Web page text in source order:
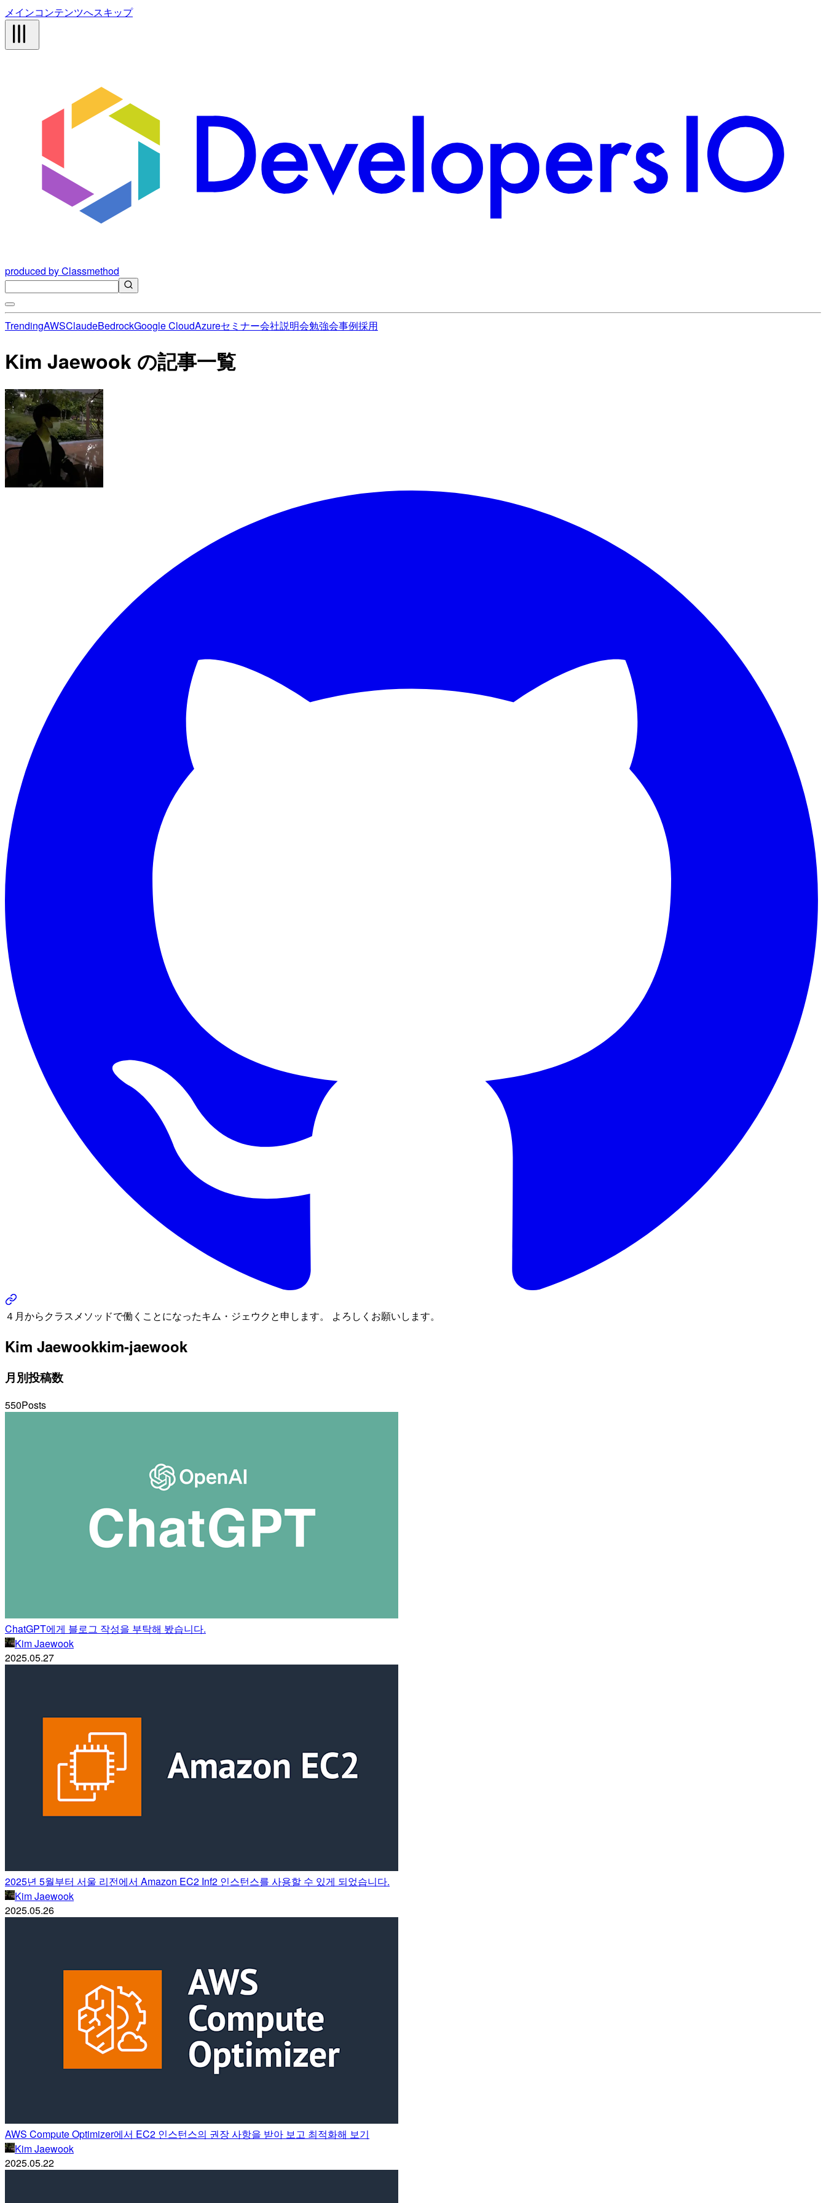
メインコンテンツへスキップ
produced by Classmethod
TrendingAWSClaudeBedrockGoogle CloudAzureセミナー会社説明会勉強会事例採用
Kim Jaewook の記事一覧
４月からクラスメソッドで働くことになったキム・ジェウクと申します。 よろしくお願いします。
Kim Jaewookkim-jaewook
月別投稿数
550Posts
ChatGPT에게 블로그 작성을 부탁해 봤습니다.
Kim Jaewook
2025.05.27
2025년 5월부터 서울 리전에서 Amazon EC2 Inf2 인스턴스를 사용할 수 있게 되었습니다.
Kim Jaewook
2025.05.26
AWS Compute Optimizer에서 EC2 인스턴스의 권장 사항을 받아 보고 최적화해 보기
Kim Jaewook
2025.05.22